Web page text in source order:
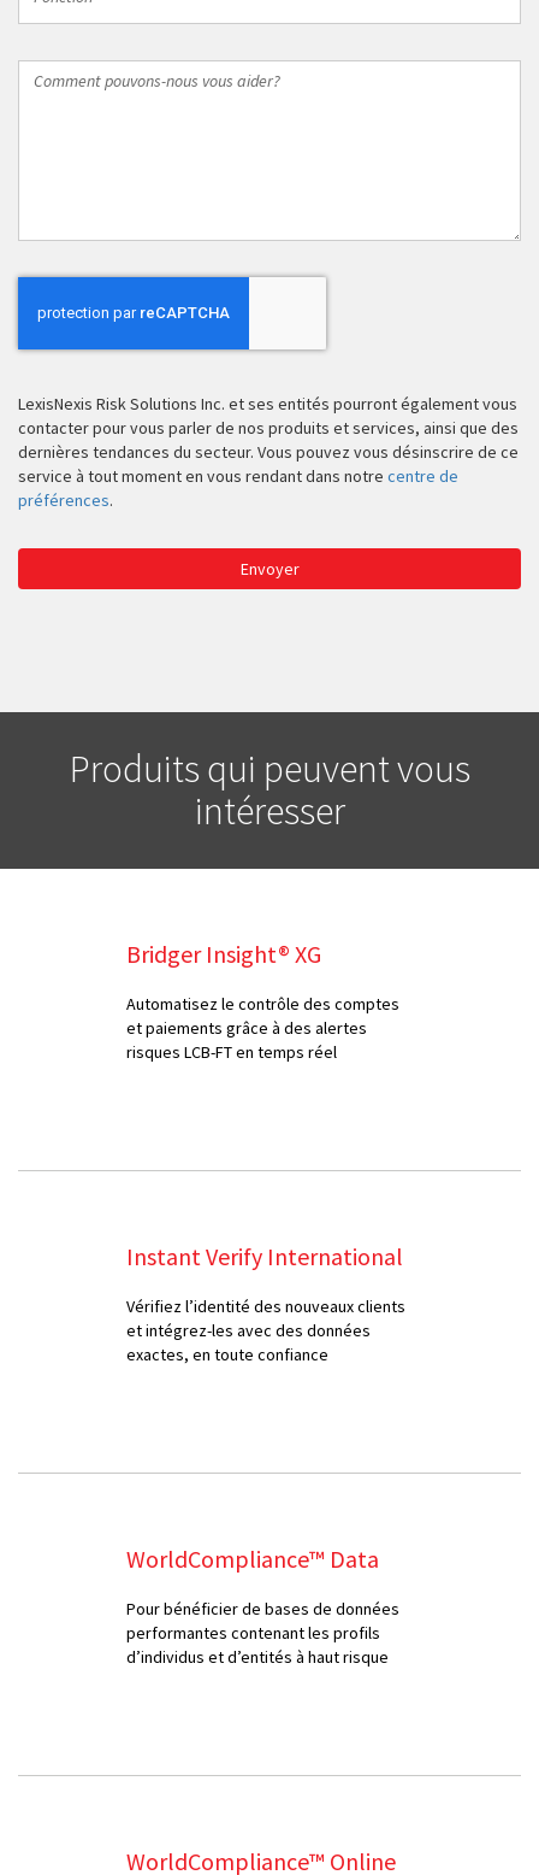
Comment
LexisNexis Risk Solutions Inc. et ses entités pourront également vous
contacter pour vous parler de nos produits et services, ainsi que des
dernières tendances du secteur. Vous pouvez vous désinscrire de ce
service à tout moment en vous rendant dans notre centre de
préférences.
Envoyer
Produits qui peuvent vous
intéresser
Bridger Insight® XG
Automatisez le contrôle des comptes
et paiements grâce à des alertes
risques LCB-FT en temps réel
Instant Verify International
Vérifiez l’identité des nouveaux clients
et intégrez-les avec des données
exactes, en toute confiance
WorldCompliance™ Data
Pour bénéficier de bases de données
performantes contenant les profils
d’individus et d’entités à haut risque
WorldCompliance™ Online